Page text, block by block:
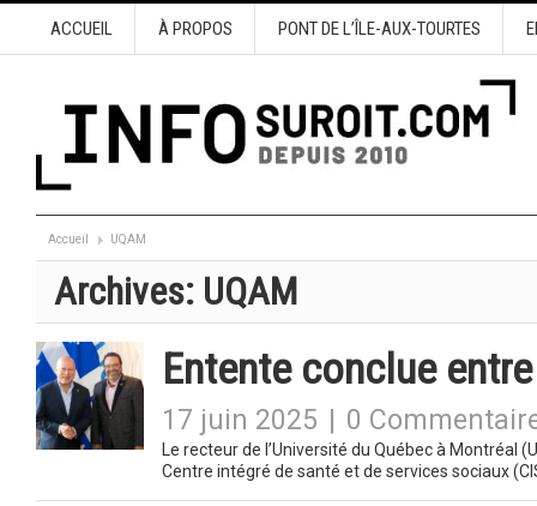
ACCUEIL À PROPOS PONT DE L’ÎLE-AUX-TOURTES
Accueil UQAM
Archives: UQAM
Entente conclue entre
17 juin 2025 0
Le recteur de l’Université du Québec à
Centre intégré de santé et de services sociaux